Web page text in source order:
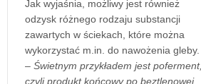
Jak wyjaśnia, możliwy jest również
odzysk różnego rodzaju substancji
zawartych w ściekach, które można
wykorzystać m.in. do nawożenia gleby.
– Świetnym przykładem jest poferment,
czyli produkt końcowy po beztlenowej